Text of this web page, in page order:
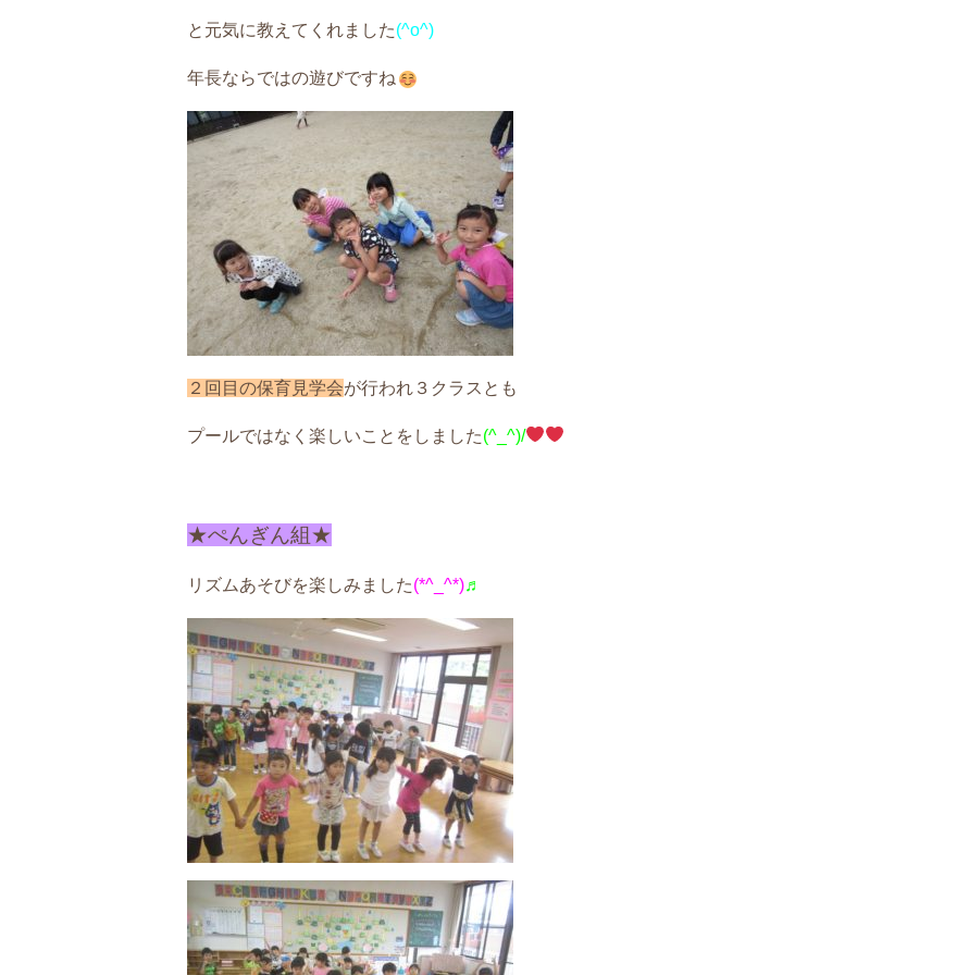
と元気に教えてくれました(^o^)
年長ならではの遊びですね
２回目の保育見学会が行われ３クラスとも
プールではなく楽しいことをしました(^_^)/
★ぺんぎん組★
リズムあそびを楽しみました(*^_^*)♬